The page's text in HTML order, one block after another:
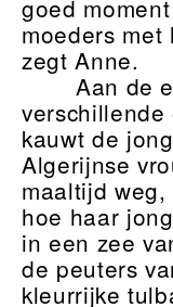
goed
moeders met
zegt Anne.
Aan de
kauwt de
Algerijnse
maaltijd
hoe haar
in een zee
de peuters
kleurrijke